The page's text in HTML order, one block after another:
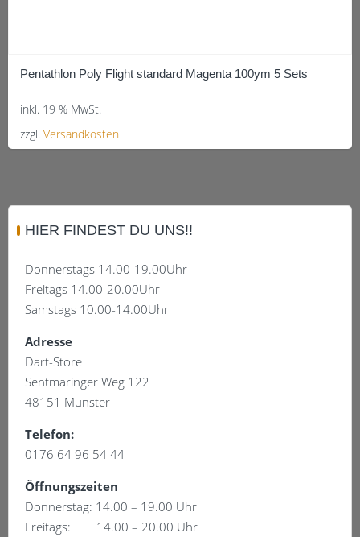
Pentathlon Poly Flight standard Magenta 100ym 5 Sets
inkl. 19 % MwSt.
zzgl. Versandkosten
HIER FINDEST DU UNS!!
Donnerstags 14.00-19.00Uhr
Freitags 14.00-20.00Uhr
Samstags 10.00-14.00Uhr
Adresse
Dart-Store
Sentmaringer Weg 122
48151 Münster
Telefon:
0176 64 96 54 44
Öffnungszeiten
Donnerstag: 14.00 – 19.00 Uhr
Freitags: 14.00 – 20.00 Uhr